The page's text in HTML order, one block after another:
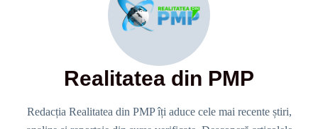
Realitatea din PMP
Redacția Realitatea din PMP îți aduce cele mai recente știri,